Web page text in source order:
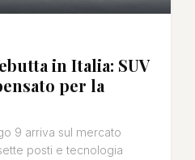
in Italia: SUV
per la
9 arriva sul mercato
posti e tecnologia